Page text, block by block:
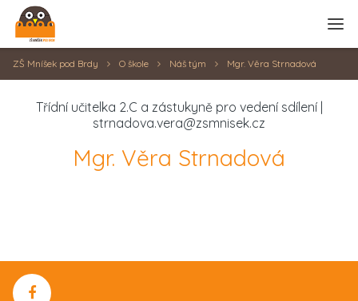
Přihlásit se
ZŠ Mníšek pod Brdy O škole Náš tým Mgr. Věra Strnadová
Třídní učitelka 2.C a zástukyně pro vedení sdílení |
strnadova.vera@zsmnisek.cz
Mgr. Věra Strnadová